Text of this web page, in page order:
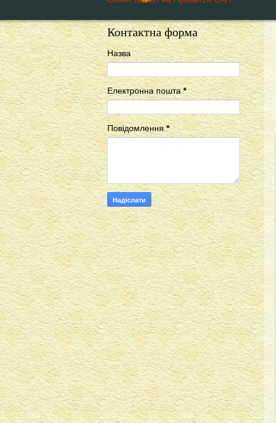
Контактна форма
Назва
Електронна пошта*
Повідомлення*